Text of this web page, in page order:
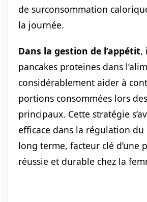
de surconsommation
la journée.
Dans la gestion de l’appétit,
pancakes proteines dans
considérablement aider à
portions consommées lors
principaux. Cette stratégie
efficace dans la régulation du
long terme, facteur clé d’une
réussie et durable chez la